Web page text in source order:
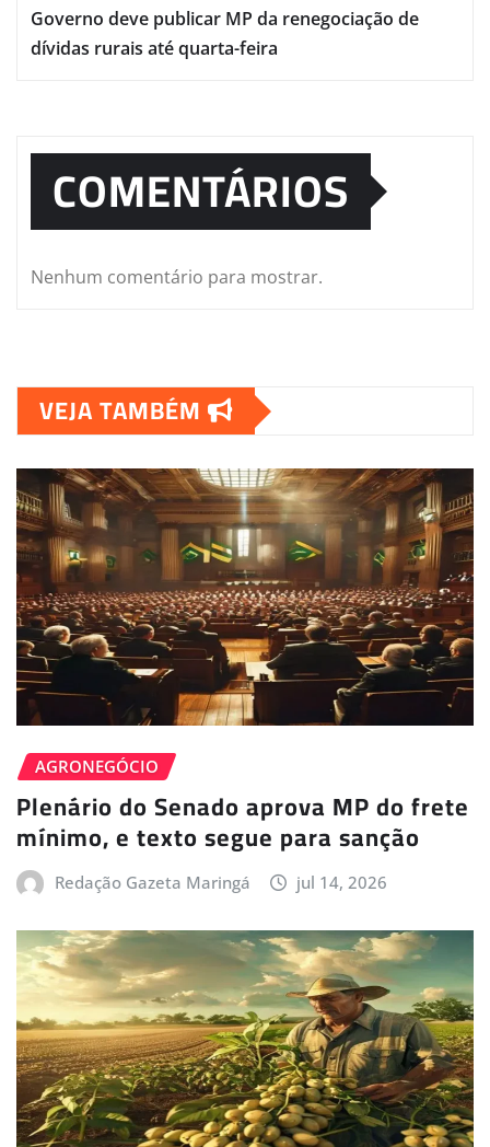
Governo deve publicar MP da renegociação de
dívidas rurais até quarta-feira
COMENTÁRIOS
Nenhum comentário para mostrar.
VEJA TAMBÉM
AGRONEGÓCIO
Plenário do Senado aprova MP do frete
mínimo, e texto segue para sanção
Redação Gazeta Maringá jul 14, 2026